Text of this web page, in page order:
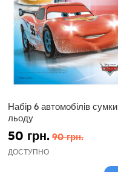
Набір 6 автомобілів сумки
льоду
50 грн. 90 грн.
ДОСТУПНО